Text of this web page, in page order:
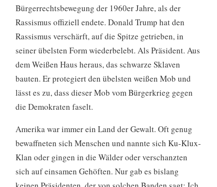
Bürgerrechtsbewegung der 1960er Jahre, als der
Rassismus offiziell endete. Donald Trump hat den
Rassismus verschärft, auf die Spitze getrieben, in
seiner übelsten Form wiederbelebt. Als Präsident. Aus
dem Weißen Haus heraus, das schwarze Sklaven
bauten. Er protegiert den übelsten weißen Mob und
lässt es zu, dass dieser Mob vom Bürgerkrieg gegen
die Demokraten faselt.
Amerika war immer ein Land der Gewalt. Oft genug
bewaffneten sich Menschen und nannte sich Ku-Klux-
Klan oder gingen in die Wälder oder verschanzten
sich auf einsamen Gehöften. Nur gab es bislang